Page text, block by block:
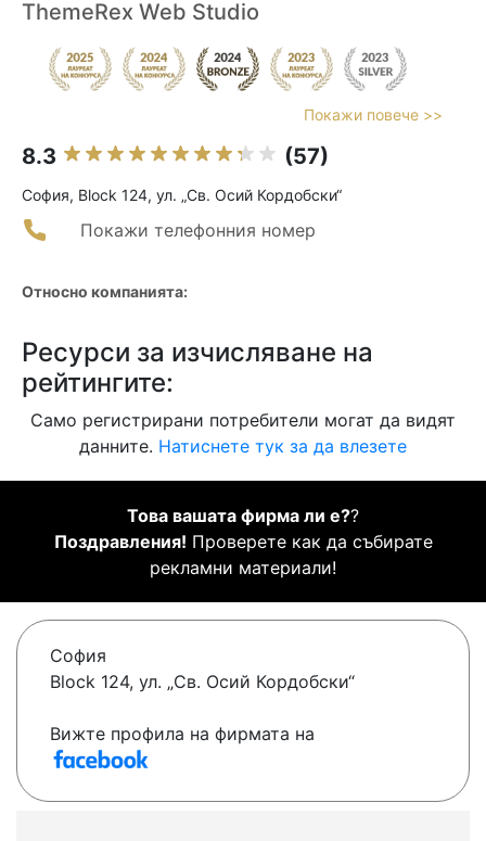
ThemeRex Web Studio
Покажи повече >>
8.3 (57)
София, Block 124, ул. „Св. Осий Кордобски“
Покажи телефонния номер
Относно компанията:
Ресурси за изчисляване на
рейтингите:
Само регистрирани потребители могат да видят
данните. Натиснете тук за да влезете
Това вашата фирма ли е??
Поздравления! Проверете как да събирате
рекламни материали!
София
Block 124, ул. „Св. Осий Кордобски“
Вижте профила на фирмата на